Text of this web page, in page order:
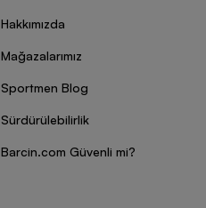
Hakkımızda
Mağazalarımız
Sportmen Blog
Sürdürülebilirlik
Barcin.com Güvenli mi?